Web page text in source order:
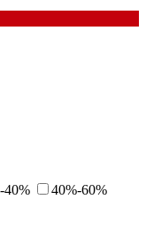
40%
40%-60%